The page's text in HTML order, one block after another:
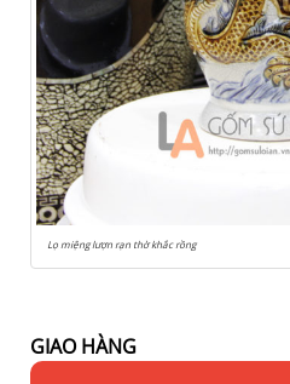
Lọ miệng lượn rạn thờ khắc rồng
GIAO HÀNG